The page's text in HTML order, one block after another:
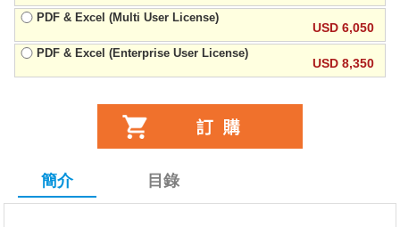
PDF & Excel (Multi User License)
USD 6,050
PDF & Excel (Enterprise User License)
USD 8,350
簡介 目錄